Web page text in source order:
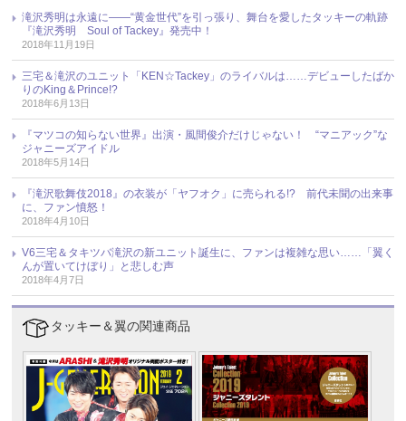
滝沢秀明は永遠に――“黄金世代”を引っ張り、舞台を愛したタッキーの軌跡
『滝沢秀明 Soul of Tackey』発売中！
2018年11月19日
三宅＆滝沢のユニット「KEN☆Tackey」のライバルは……デビューしたばか
りのKing＆Prince!?
2018年6月13日
『マツコの知らない世界』出演・風間俊介だけじゃない！ “マニアック”な
ジャニーズアイドル
2018年5月14日
『滝沢歌舞伎2018』の衣装が「ヤフオク」に売られる!? 前代未聞の出来事
に、ファン憤怒！
2018年4月10日
V6三宅＆タキツバ滝沢の新ユニット誕生に、ファンは複雑な思い……「翼く
んが置いてけぼり」と悲しむ声
2018年4月7日
タッキー＆翼の関連商品